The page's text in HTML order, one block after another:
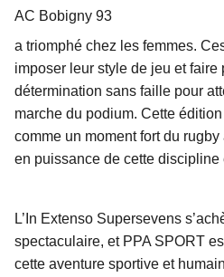
AC Bobigny 93
a triomphé chez les femmes.
imposer leur style de jeu et faire
détermination sans faille pour
marche du podium. Cette
comme un moment fort du
en puissance de cette discipline
L’In Extenso Supersevens
spectaculaire, et PPA SPORT
cette aventure sportive et